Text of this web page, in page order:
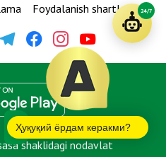
Foydalanish shartlari
shaklidagi nodavlat
Ҳуқуқий ёрдам керакми?
24/7